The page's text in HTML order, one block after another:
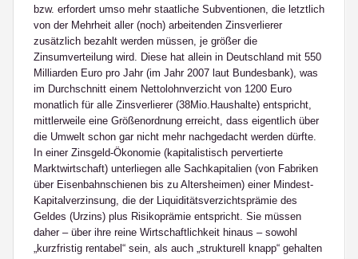
bzw. erfordert umso mehr staatliche Subventionen, die letztlich
von der Mehrheit aller (noch) arbeitenden Zinsverlierer
zusätzlich bezahlt werden müssen, je größer die
Zinsumverteilung wird. Diese hat allein in Deutschland mit 550
Milliarden Euro pro Jahr (im Jahr 2007 laut Bundesbank), was
im Durchschnitt einem Nettolohnverzicht von 1200 Euro
monatlich für alle Zinsverlierer (38Mio.Haushalte) entspricht,
mittlerweile eine Größenordnung erreicht, dass eigentlich über
die Umwelt schon gar nicht mehr nachgedacht werden dürfte.
In einer Zinsgeld-Ökonomie (kapitalistisch pervertierte
Marktwirtschaft) unterliegen alle Sachkapitalien (von Fabriken
über Eisenbahnschienen bis zu Altersheimen) einer Mindest-
Kapitalverzinsung, die der Liquiditätsverzichtsprämie des
Geldes (Urzins) plus Risikoprämie entspricht. Sie müssen
daher – über ihre reine Wirtschaftlichkeit hinaus – sowohl
„kurzfristig rentabel“ sein, als auch „strukturell knapp“ gehalten